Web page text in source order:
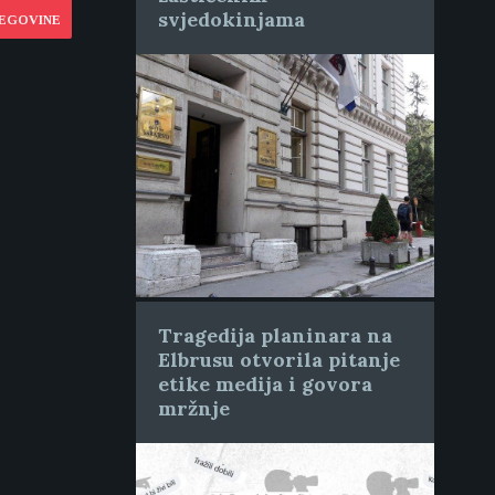
svjedokinjama
Tragedija planinara na
Elbrusu otvorila pitanje
etike medija i govora
mržnje